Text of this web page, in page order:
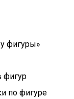
фигуры»
фигур
по фигуре